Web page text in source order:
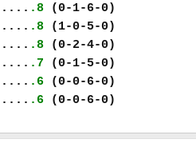
.8 (0-1-6-0)
.8 (1-0-5-0)
.8 (0-2-4-0)
.7 (0-1-5-0)
.6 (0-0-6-0)
.6 (0-0-6-0)